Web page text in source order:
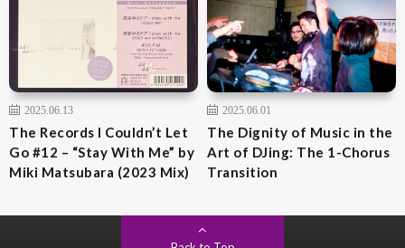
2025.06.13
The Records I Couldn’t Let
Go #12 – “Stay With Me” by
Miki Matsubara (2023 Mix)
2025.06.01
The Dignity of Music in the
Art of DJing: The 1-Chorus
Transition